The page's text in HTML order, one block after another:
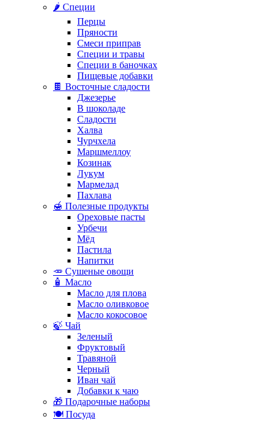
🌶️ Специи
Перцы
Пряности
Смеси приправ
Специи и травы
Специи в баночках
Пищевые добавки
🍫 Восточные сладости
Джезерье
В шоколаде
Сладости
Халва
Чурчхела
Маршмеллоу
Козинак
Лукум
Мармелад
Пахлава
🍯 Полезные продукты
Ореховые пасты
Урбечи
Мёд
Пастила
Напитки
🥕 Сушеные овощи
🧴 Масло
Масло для плова
Масло оливковое
Масло кокосовое
🍃 Чай
Зеленый
Фруктовый
Травяной
Черный
Иван чай
Добавки к чаю
🎁 Подарочные наборы
🍽️ Посуда